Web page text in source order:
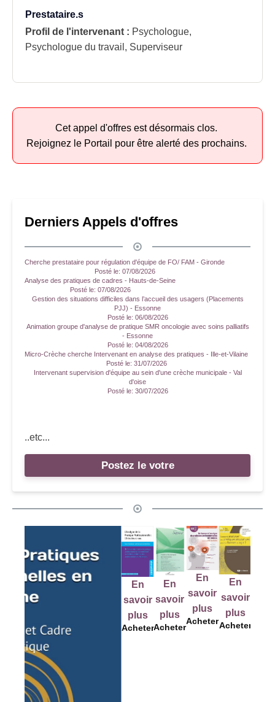
Prestataire.s
Profil de l'intervenant : Psychologue,
Psychologue du travail, Superviseur
Cet appel d'offres est désormais clos.
Rejoignez le Portail pour être alerté des prochains.
Derniers Appels d'offres
Cherche prestataire pour régulation d'équipe de FO/ FAM - Gironde
Posté le: 07/08/2026
Analyse des pratiques de cadres - Hauts-de-Seine
Posté le: 07/08/2026
Gestion des situations difficiles dans l’accueil des usagers (Placements
PJJ) - Essonne
Posté le: 06/08/2026
Animation groupe d'analyse de pratique SMR oncologie avec soins palliatifs
- Essonne
Posté le: 04/08/2026
Micro-Crèche cherche Intervenant en analyse des pratiques - Ille-et-Vilaine
Posté le: 31/07/2026
Intervenant supervision d'équipe au sein d'une crèche municipale - Val
d'oise
Posté le: 30/07/2026
..etc...
Postez le votre
savoir
Acheter
En
savoir
plus
Acheter
En
savoir
plus
Acheter
En
savoir
plus
Acheter
En
savoir
plus
Acheter